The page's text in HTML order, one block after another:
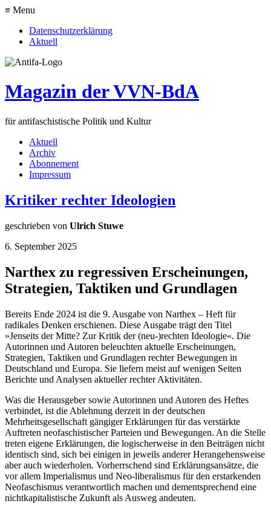
≡ Menu
Datenschutzerklärung
Aktuell
Magazin der VVN-BdA
für antifaschistische Politik und Kultur
Aktuell
Archiv
Abonnement
Impressum
Kritiker rechter Ideologien
geschrieben von Ulrich Stuwe
6. September 2025
Narthex zu regressiven Erscheinungen,
Strategien, Taktiken und Grundlagen
Bereits Ende 2024 ist die 9. Ausgabe von Narthex – Heft für
radikales Denken erschienen. Diese Ausgabe trägt den Titel
»Jenseits der Mitte? Zur Kritik der (neu-)rechten Ideologie«. Die
Autorinnen und Autoren beleuchten aktuelle Erscheinungen,
Strategien, Taktiken und Grundlagen rechter Bewegungen in
Deutschland und Europa. Sie liefern meist auf wenigen Seiten
Berichte und Analysen aktueller rechter Aktivitäten.
Was die Herausgeber sowie Autorinnen und Autoren des Heftes
verbindet, ist die Ablehnung derzeit in der deutschen
Mehrheitsgesellschaft gängiger Erklärungen für das verstärkte
Auftreten neofaschistischer Parteien und Bewegungen. An die Stelle
treten eigene Erklärungen, die logischerweise in den Beiträgen nicht
identisch sind, sich bei einigen in jeweils anderer Herangehensweise
aber auch wiederholen. Vorherrschend sind Erklärungsansätze, die
vor allem Imperialismus und Neo-liberalismus für den erstarkenden
Neofaschismus verantwortlich machen und dementsprechend eine
nichtkapitalistische Zukunft als Ausweg andeuten.